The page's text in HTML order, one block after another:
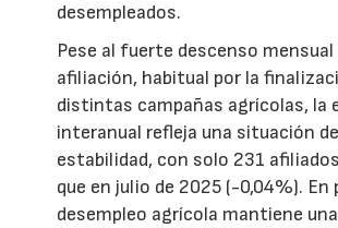
desempleados.
Pese al fuerte descenso mensual
afiliación, habitual por la
distintas campañas agrícolas, la
interanual refleja una situación de
estabilidad, con solo 231
que en julio de 2025 (-0,04%). En
desempleo agrícola mantiene